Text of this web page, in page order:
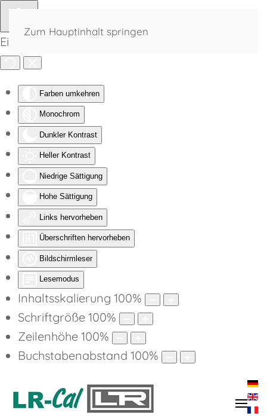
Eingabehilfen öffnen
Farben umkehren
Monochrom
Dunkler Kontrast
Heller Kontrast
Niedrige Sättigung
Hohe Sättigung
Links hervorheben
Überschriften hervorheben
Bildschirmleser
Lesemodus
Inhaltsskalierung 100%
Schriftgröße 100%
Zeilenhöhe 100%
Buchstabenabstand 100%
Zum Hauptinhalt springen